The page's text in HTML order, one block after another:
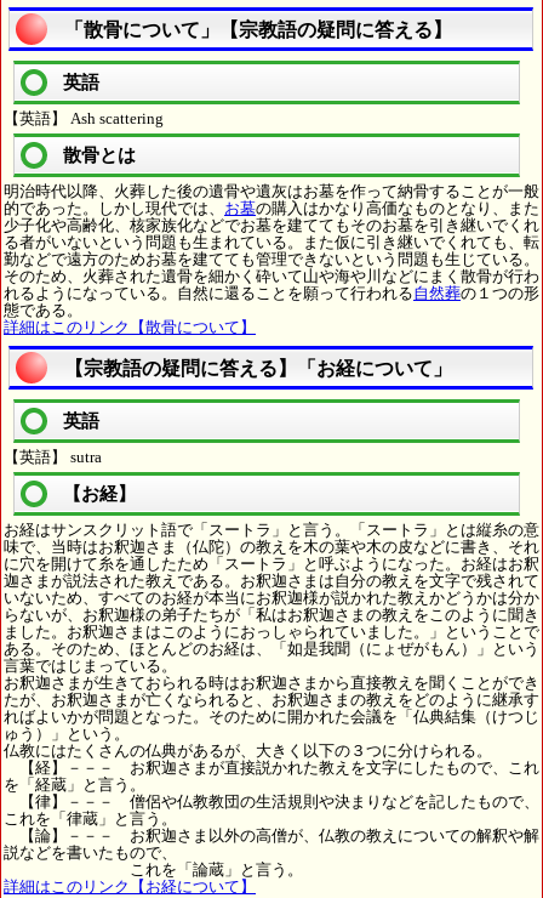
「散骨について」【宗教語の疑問に答える】
英語
【英語】 Ash scattering
散骨とは
明治時代以降、火葬した後の遺骨や遺灰はお墓を作って納骨することが一般
的であった。しかし現代では、 お墓の購入はかなり高価なものとなり、また
少子化や高齢化、核家族化などでお墓を建ててもそのお墓を引き継いでくれ
る者がいないという問題も生まれている。また仮に引き継いでくれても、転
勤などで遠方のためお墓を建てても管理できないという問題も生じている。
そのため、火葬された遺骨を細かく砕いて山や海や川などにまく散骨が行わ
れるようになっている。自然に還ることを願って行われる自然葬の１つの形
態である。
詳細はこのリンク【散骨について】
【宗教語の疑問に答える】「お経について」
英語
【英語】 sutra
【お経】
お経はサンスクリット語で「スートラ」と言う。「スートラ」とは縦糸の意
味で、当時はお釈迦さま（仏陀）の教えを木の葉や木の皮などに書き、それ
に穴を開けて糸を通したため「スートラ」と呼ぶようになった。お経はお釈
迦さまが説法された教えである。お釈迦さまは自分の教えを文字で残されて
いないため、すべてのお経が本当にお釈迦様が説かれた教えかどうかは分か
らないが、お釈迦様の弟子たちが「私はお釈迦さまの教えをこのように聞き
ました。お釈迦さまはこのようにおっしゃられていました。」ということで
ある。そのため、ほとんどのお経は、「如是我聞（にょぜがもん）」という
言葉ではじまっている。
お釈迦さまが生きておられる時はお釈迦さまから直接教えを聞くことができ
たが、お釈迦さまが亡くなられると、お釈迦さまの教えをどのように継承す
ればよいかが問題となった。そのために開かれた会議を「仏典結集（けつじ
ゅう）」という。
仏教にはたくさんの仏典があるが、大きく以下の３つに分けられる。
【経】－－－ お釈迦さまが直接説かれた教えを文字にしたもので、これ
を「経蔵」と言う。
【律】－－－ 僧侶や仏教教団の生活規則や決まりなどを記したもので、
これを「律蔵」と言う。
【論】－－－ お釈迦さま以外の高僧が、仏教の教えについての解釈や解
説などを書いたもので、
これを「論蔵」と言う。
詳細はこのリンク【お経について】